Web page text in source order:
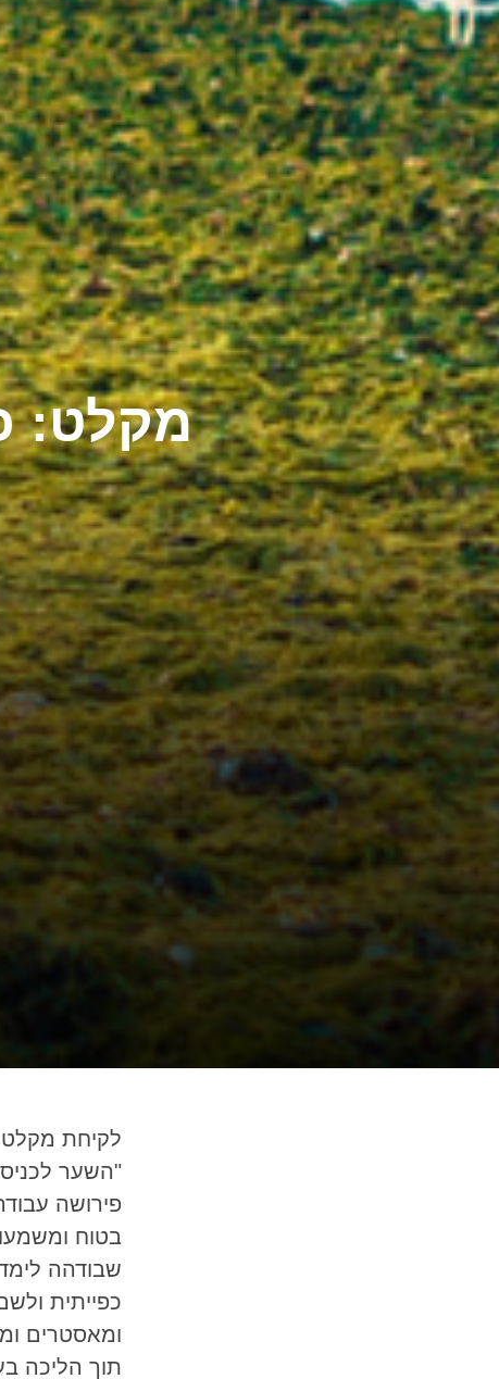
מקלט:
לקיחת מקלט
"השער
פירושה
בטוח
שבודהה
כפייתית
ומאסטרים
תוך הליכה